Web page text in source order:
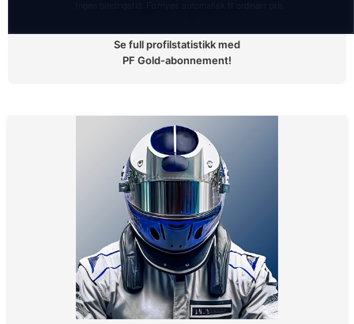
Se full profilstatistikk med
PF Gold-abonnement!